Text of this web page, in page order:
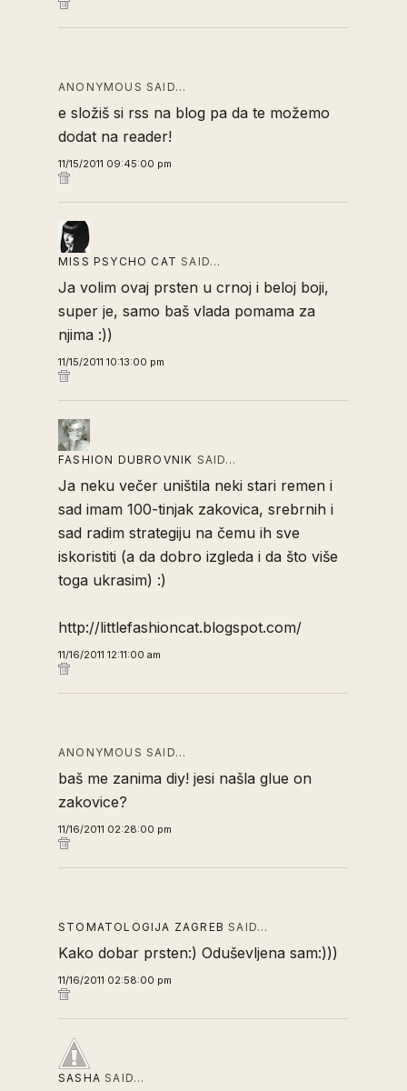
ANONYMOUS SAID…
e složiš si rss na blog pa da te možemo
dodat na reader!
11/15/2011 09:45:00 pm
MISS PSYCHO CAT SAID…
Ja volim ovaj prsten u crnoj i beloj boji,
super je, samo baš vlada pomama za
njima :))
11/15/2011 10:13:00 pm
FASHION DUBROVNIK SAID…
Ja neku večer uništila neki stari remen i
sad imam 100-tinjak zakovica, srebrnih i
sad radim strategiju na čemu ih sve
iskoristiti (a da dobro izgleda i da što više
toga ukrasim) :)
http://littlefashioncat.blogspot.com/
11/16/2011 12:11:00 am
ANONYMOUS SAID…
baš me zanima diy! jesi našla glue on
zakovice?
11/16/2011 02:28:00 pm
STOMATOLOGIJA ZAGREB SAID…
Kako dobar prsten:) Oduševljena sam:)))
11/16/2011 02:58:00 pm
SASHA SAID…